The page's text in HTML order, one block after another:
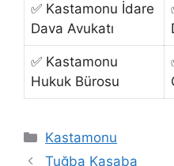
✅ Kastamonu İdare
Dava Avukatı
✅ Kastamonu
Hukuk Bürosu
Kategoriler
Kastamonu
Tuğba Kasaba